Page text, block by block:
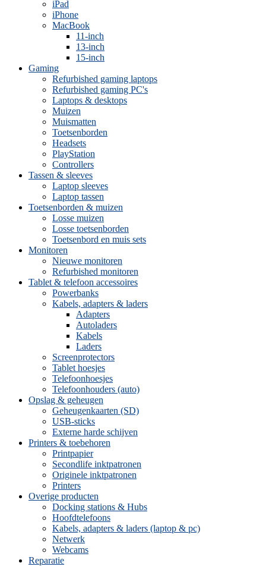
iPad
iPhone
MacBook
11-inch
13-inch
15-inch
Gaming
Refurbished gaming laptops
Refurbished gaming PC's
Laptops & desktops
Muizen
Muismatten
Toetsenborden
Headsets
PlayStation
Controllers
Tassen & sleeves
Laptop sleeves
Laptop tassen
Toetsenborden & muizen
Losse muizen
Losse toetsenborden
Toetsenbord en muis sets
Monitoren
Nieuwe monitoren
Refurbished monitoren
Tablet & telefoon accessoires
Powerbanks
Kabels, adapters & laders
Adapters
Autoladers
Kabels
Laders
Screenprotectors
Tablet hoesjes
Telefoonhoesjes
Telefoonhouders (auto)
Opslag & geheugen
Geheugenkaarten (SD)
USB-sticks
Externe harde schijven
Printers & toebehoren
Printpapier
Secondlife inktpatronen
Originele inktpatronen
Printers
Overige producten
Docking stations & Hubs
Hoofdtelefoons
Kabels, adapters & laders (laptop & pc)
Netwerk
Webcams
Reparatie